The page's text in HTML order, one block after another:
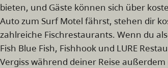
bieten, und Gäste können sich über
Auto zum Surf Motel fährst, stehen dir
zahlreiche Fischrestaurants. Wenn du
Fish Blue Fish, Fishhook und LURE
Vergiss während deiner Reise